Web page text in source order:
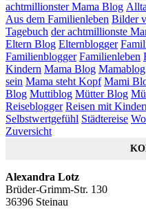
achtmillionster Mama Blog
Aus dem Familienleben Bilder
Tagebuch der achtmillionste
Eltern Blog Elternblogger
Familienblogger Familienleben
Kindern Mama Blog Mamablog
sein Mama steht Kopf Mami
Blog Muttiblog Mütter Blog
Reiseblogger Reisen mit
Selbstwertgefühl Städtereise
Zuversicht
Alexandra Lotz
Brüder-Grimm-Str. 130
36396 Steinau